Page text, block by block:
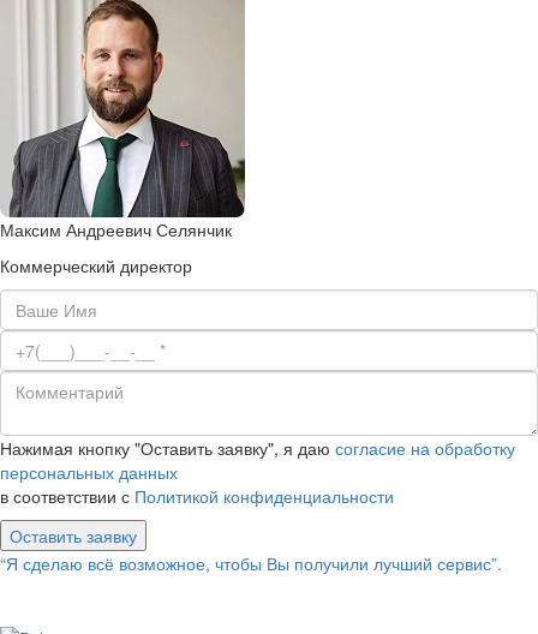
Максим Андреевич Селянчик
Коммерческий директор
Нажимая кнопку "Оставить заявку", я даю согласие на обработку
персональных данных
в соответствии с Политикой конфиденциальности
Оставить заявку
“Я сделаю всё возможное, чтобы Вы получили лучший сервис”.